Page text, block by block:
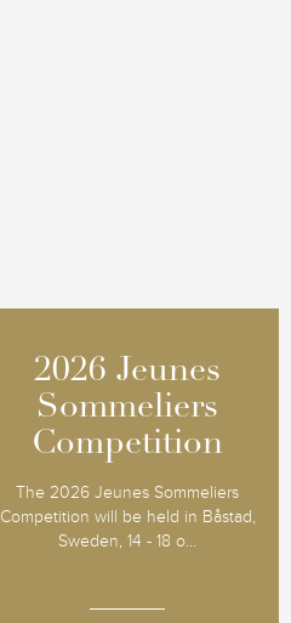
2026 Jeunes
Sommeliers
Competition
The 2026 Jeunes Sommeliers
Competition will be held in Båstad,
Sweden, 14 - 18 o...
2026 Jeunes
Sommeliers
Competition